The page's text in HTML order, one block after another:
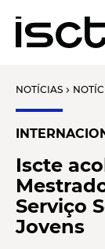
NOTÍCIAS chevron_right
Iscte
Serviço
Jovens